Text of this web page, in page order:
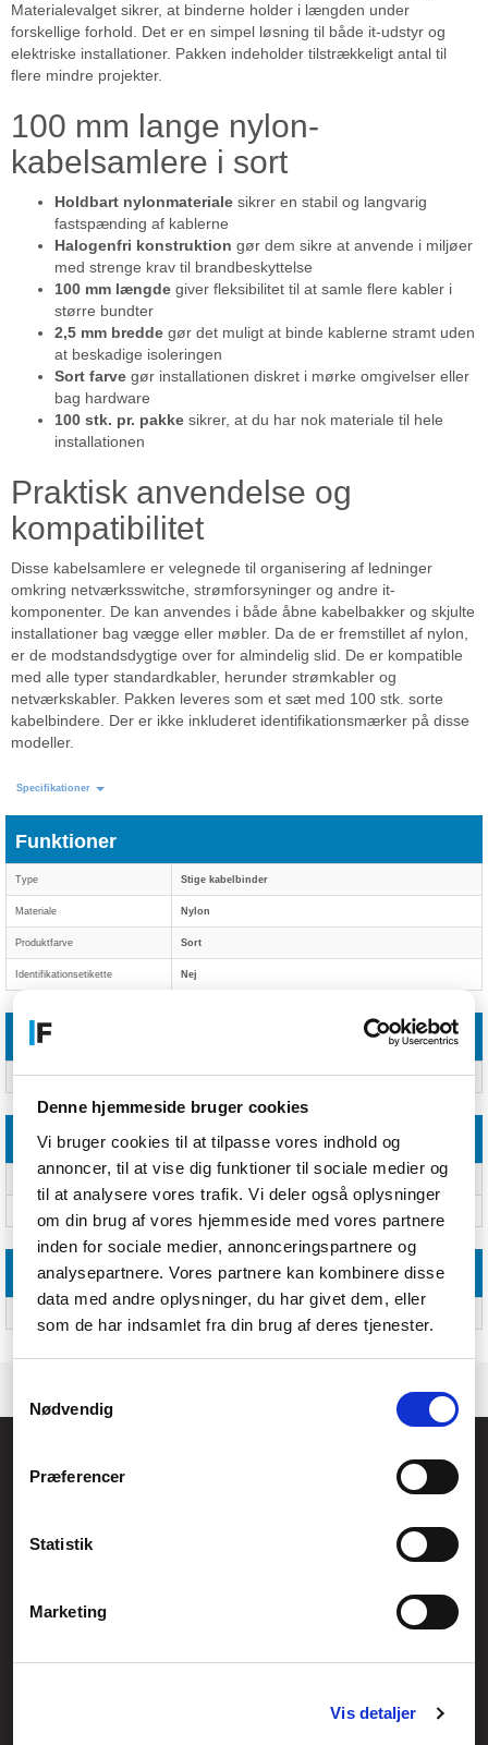
Denne hjemmeside bruger cookies
Vi bruger cookies til at tilpasse vores indhold og
annoncer, til at vise dig funktioner til sociale medier og
til at analysere vores trafik. Vi deler også oplysninger
om din brug af vores hjemmeside med vores partnere
inden for sociale medier, annonceringspartnere og
analysepartnere. Vores partnere kan kombinere disse
data med andre oplysninger, du har givet dem, eller
som de har indsamlet fra din brug af deres tjenester.
Nødvendig
Præferencer
Statistik
Marketing
Vis detaljer
Materialevalget sikrer, at binderne holder i længden under
forskellige forhold. Det er en simpel løsning til både it-udstyr og
elektriske installationer. Pakken indeholder tilstrækkeligt antal til
flere mindre projekter.
100 mm lange nylon-
kabelsamlere i sort
Holdbart nylonmateriale sikrer en stabil og langvarig
fastspænding af kablerne
Halogenfri konstruktion gør dem sikre at anvende i miljøer
med strenge krav til brandbeskyttelse
100 mm længde giver fleksibilitet til at samle flere kabler i
større bundter
2,5 mm bredde gør det muligt at binde kablerne stramt uden
at beskadige isoleringen
Sort farve gør installationen diskret i mørke omgivelser eller
bag hardware
100 stk. pr. pakke sikrer, at du har nok materiale til hele
installationen
Praktisk anvendelse og
kompatibilitet
Disse kabelsamlere er velegnede til organisering af ledninger
omkring netværksswitche, strømforsyninger og andre it-
komponenter. De kan anvendes i både åbne kabelbakker og skjulte
installationer bag vægge eller møbler. Da de er fremstillet af nylon,
er de modstandsdygtige over for almindelig slid. De er kompatible
med alle typer standardkabler, herunder strømkabler og
netværkskabler. Pakken leveres som et sæt med 100 stk. sorte
kabelbindere. Der er ikke inkluderet identifikationsmærker på disse
modeller.
Specifikationer
Funktioner
Type Stige kabelbinder
Materiale Nylon
Produktfarve Sort
Identifikationsetikette Nej
Tekniske detaljer
Indeholder ikke Halogen
Vægt & størrelser
2,5 mm
Emballage indhold
CVR.: 26208637
Generelle henvendelser:
Service- og reklamationsafdelingen:
Opret reklamation